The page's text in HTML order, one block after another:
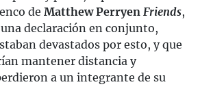
de Matthew Perryen Friends,
declaración en conjunto,
devastados por esto, y que
mantener distancia y
a un integrante de su